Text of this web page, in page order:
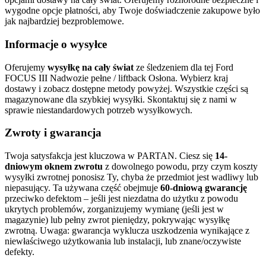
wygodne opcje płatności, aby Twoje doświadczenie zakupowe było
jak najbardziej bezproblemowe.
Informacje o wysyłce
Oferujemy wysyłkę na cały świat ze śledzeniem dla tej Ford
FOCUS III Nadwozie pełne / liftback Osłona. Wybierz kraj
dostawy i zobacz dostępne metody powyżej. Wszystkie części są
magazynowane dla szybkiej wysyłki. Skontaktuj się z nami w
sprawie niestandardowych potrzeb wysyłkowych.
Zwroty i gwarancja
Twoja satysfakcja jest kluczowa w PARTAN. Ciesz się 14-
dniowym oknem zwrotu z dowolnego powodu, przy czym koszty
wysyłki zwrotnej ponosisz Ty, chyba że przedmiot jest wadliwy lub
niepasujący. Ta używana część obejmuje 60-dniową gwarancję
przeciwko defektom – jeśli jest niezdatna do użytku z powodu
ukrytych problemów, zorganizujemy wymianę (jeśli jest w
magazynie) lub pełny zwrot pieniędzy, pokrywając wysyłkę
zwrotną. Uwaga: gwarancja wyklucza uszkodzenia wynikające z
niewłaściwego użytkowania lub instalacji, lub znane/oczywiste
defekty.